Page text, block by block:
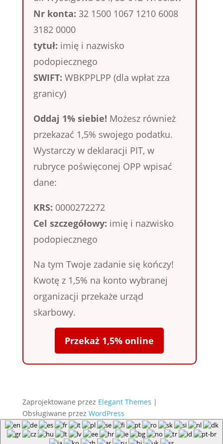
Nr konta: 32 1500 1067 1210 6008
3182 0000
tytuł: imię i nazwisko
podopiecznego
SWIFT: WBKPPLPP (dla wpłat zza
granicy)
Oddaj 1% siebie! Możesz również
przekazać 1,5% swojego podatku.
Wystarczy w deklaracji PIT, w
rubryce poświęconej OPP wpisać
dane:
KRS: 0000272272
Cel szczegółowy: imię i nazwisko
podopiecznego
Na tym Twoje zadanie się kończy!
Kwotę z 1,5% na konto wybranej
organizacji przekaże urząd
skarbowy.
Przekaż 1,5% online
Zaprojektowane przez Elegant Themes |
Obsługiwane przez WordPress